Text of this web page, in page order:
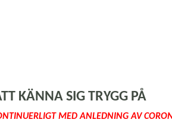
KÄNNA SIG TRYGG PÅ
MED ANLEDNING AV